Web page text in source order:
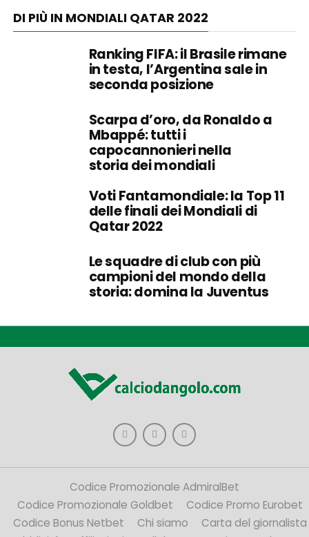
DI PIÙ IN MONDIALI QATAR 2022
Ranking FIFA: il Brasile rimane
in testa, l’Argentina sale in
seconda posizione
Scarpa d’oro, da Ronaldo a
Mbappé: tutti i
capocannonieri nella
storia dei mondiali
Voti Fantamondiale: la Top 11
delle finali dei Mondiali di
Qatar 2022
Le squadre di club con più
campioni del mondo della
storia: domina la Juventus
Codice Promozionale AdmiralBet
Codice Promozionale Goldbet
Codice Promo Eurobet
Codice Bonus Netbet
Chi siamo
Carta del giornalista